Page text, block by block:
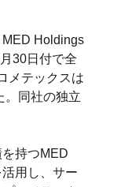
Holdings
30日付で全
メテックスは
。同社の独立
持つMED
用し、サー